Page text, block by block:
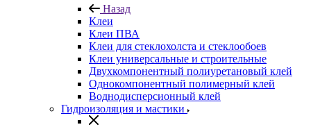
Назад
Клеи
Клеи ПВА
Клеи для стеклохолста и стеклообоев
Клеи универсальные и строительные
Двухкомпонентный полиуретановый клей
Однокомпонентный полимерный клей
Воднодисперсионный клей
Гидроизоляция и мастики